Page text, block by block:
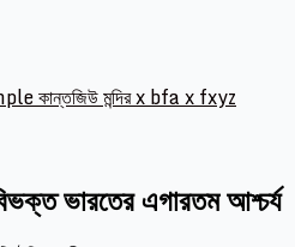
ভারতের এগারতম আশ্চর্য